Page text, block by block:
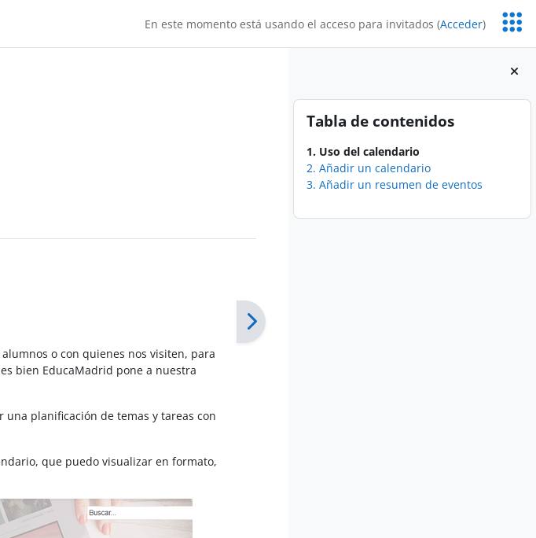
En este momento está usando el acceso para invitados (Acceder)
Bloques
Salta Tabla de contenidos
Tabla de contenidos
1. Uso del calendario
2. Añadir un calendario
3. Añadir un resumen de eventos
o con quienes nos visiten, para
bien EducaMadrid pone a nuestra
planificación de temas y tareas con
que puedo visualizar en formato,